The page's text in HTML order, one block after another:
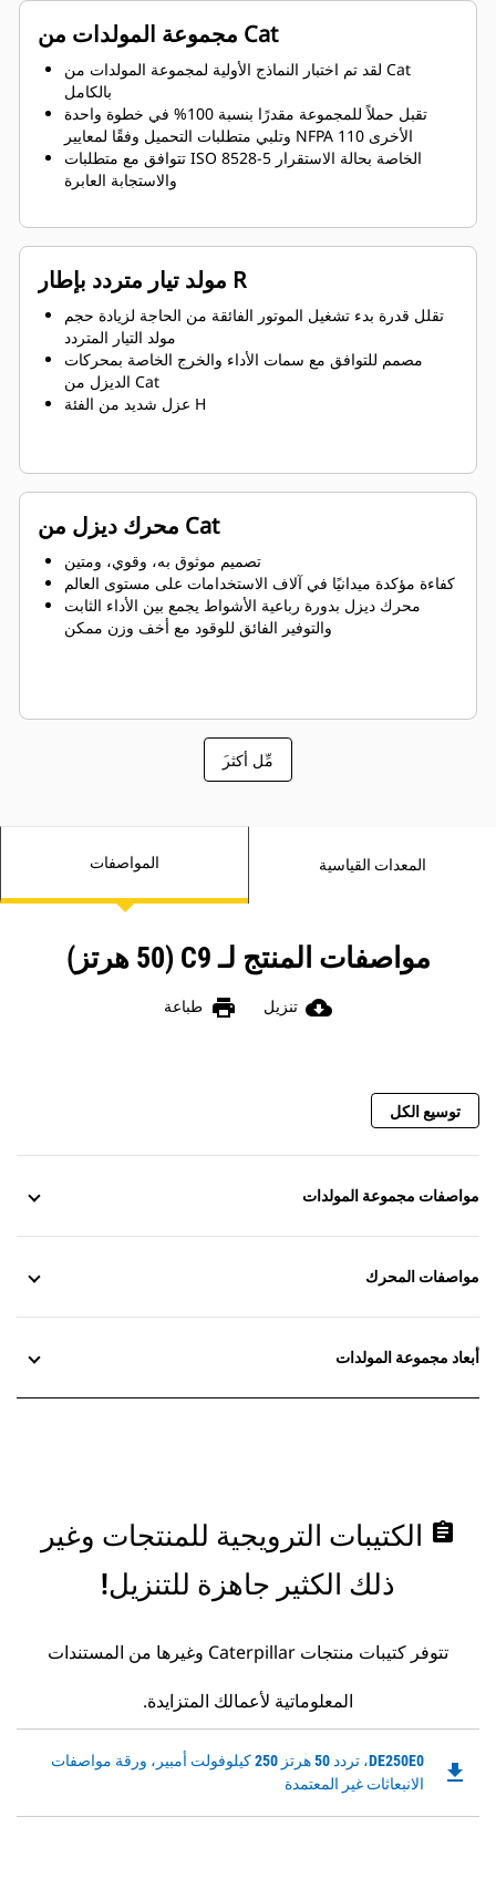
مجموعة المولدات من Cat
لقد تم اختبار النماذج الأولية لمجموعة المولدات من Cat
بالكامل
تقبل حملاً للمجموعة مقدرًا بنسبة 100% في خطوة واحدة
وتلبي متطلبات التحميل وفقًا لمعايير NFPA 110 الأخرى
تتوافق مع متطلبات ISO 8528-5 الخاصة بحالة الاستقرار
والاستجابة العابرة
مولد تيار متردد بإطار R
تقلل قدرة بدء تشغيل الموتور الفائقة من الحاجة لزيادة حجم
مولد التيار المتردد
مصمم للتوافق مع سمات الأداء والخرج الخاصة بمحركات
الديزل من Cat
عزل شديد من الفئة H
محرك ديزل من Cat
تصميم موثوق به، وقوي، ومتين
كفاءة مؤكدة ميدانيًا في آلاف الاستخدامات على مستوى العالم
محرك ديزل بدورة رباعية الأشواط يجمع بين الأداء الثابت
والتوفير الفائق للوقود مع أخف وزن ممكن
َمِّل أكثر
المواصفات المعدات القياسية
مواصفات المنتج لـ C9 (50 هرتز)
cloud_download تنزيل print طباعة
توسيع الكل
مواصفات مجموعة المولدات
مواصفات المحرك
أبعاد مجموعة المولدات
assignment الكتيبات الترويجية للمنتجات وغير
ذلك الكثير جاهزة للتنزيل!
تتوفر كتيبات منتجات Caterpillar وغيرها من المستندات
المعلوماتية لأعمالك المتزايدة.
DE250E0، تردد 50 هرتز 250 كيلوفولت أمبير، ورقة مواصفات
الانبعاثات غير المعتمدة
Downloadable
PDF
file_download